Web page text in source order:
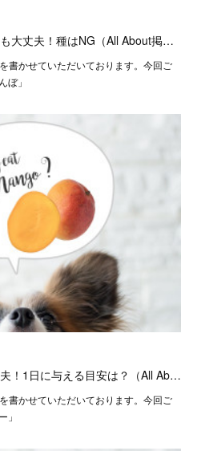
大丈夫！種はNG（All About掲…
書かせていただいております。今回ご
ぼ」
！1日に与える目安は？（All Ab…
書かせていただいております。今回ご
」